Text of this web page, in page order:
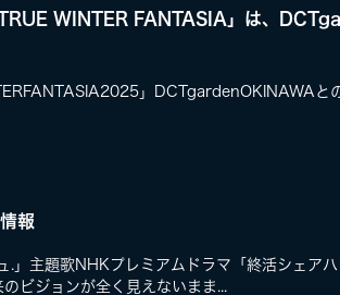
WINTER FANTASIA」は、
」DCTgardenOKINAWAと
報
.」主題歌NHKプレミアムドラマ「終活シェア
ビジョンが全く見えないまま...